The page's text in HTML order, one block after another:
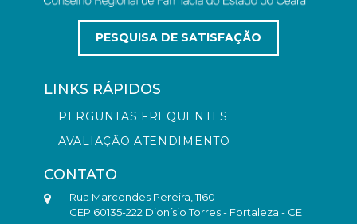
PESQUISA DE SATISFAÇÃO
LINKS RÁPIDOS
PERGUNTAS FREQUENTES
AVALIAÇÃO ATENDIMENTO
CONTATO
Rua Marcondes Pereira, 1160
CEP 60135-222 Dionísio Torres - Fortaleza - CE